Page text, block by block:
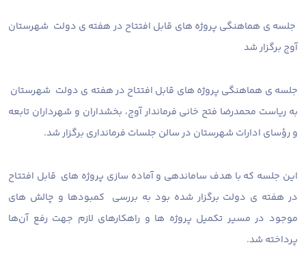
جلسه ی هماهنگی پروژه های قابل افتتاح در هفته ی دولت شهرستان
آوج برگزار شد
جلسه ی هماهنگی پروژه های قابل افتتاح در هفته ی دولت شهرستان
به ریاست محمدرضا فتح خانی فرماندار آوج، بخشداران و شهرداران تابعه
و رؤسای ادارات شهرستان در سالن جلسات فرمانداری برگزار شد.
این جلسه که با هدف ساماندهی و آماده سازی پروژه های قابل افتتاح
در هفته ی دولت برگزار شده بود به بررسی کمبودها و چالش های
موجود در مسیر تکمیل پروژه ها و راهکارهای لازم جهت رفع آن‌ها
پرداخته شد.